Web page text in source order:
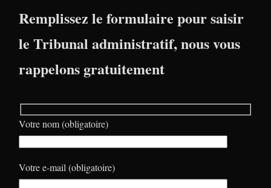
Remplissez le formulaire pour saisir
le Tribunal administratif, nous vous
rappelons gratuitement
Votre nom (obligatoire)
Votre e-mail (obligatoire)